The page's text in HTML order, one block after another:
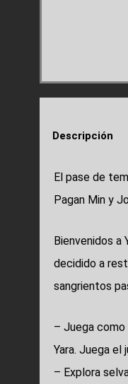
Descripción
El pase de
Pagan Min y
Bienvenidos a
decidido a
sangrientos
– Juega como
Yara. Juega
– Explora